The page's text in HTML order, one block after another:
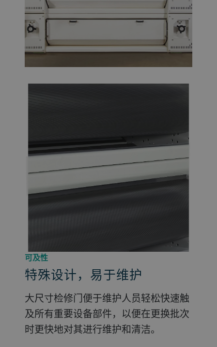
可及性
特殊设计，易于维护
大尺寸检修门便于维护人员轻松快速触
及所有重要设备部件，以便在更换批次
时更快地对其进行维护和清洁。